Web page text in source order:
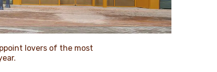
lovers of the most